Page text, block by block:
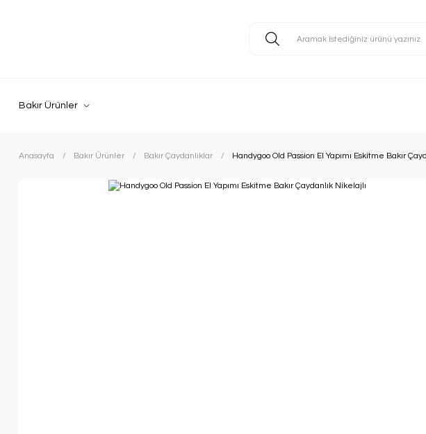
Bakır Ürünler
Anasayfa Bakır Ürünler Bakır Çaydanlıklar Handygoo Old Passion El Yapımı Eskitme Bakır